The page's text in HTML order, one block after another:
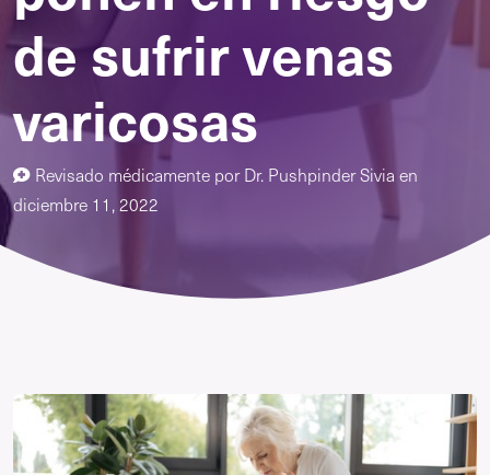
de sufrir venas
varicosas
Revisado médicamente porDr. Pushpinder Sivia en
diciembre 11, 2022